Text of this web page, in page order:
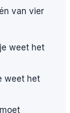
van vier
weet het
weet het